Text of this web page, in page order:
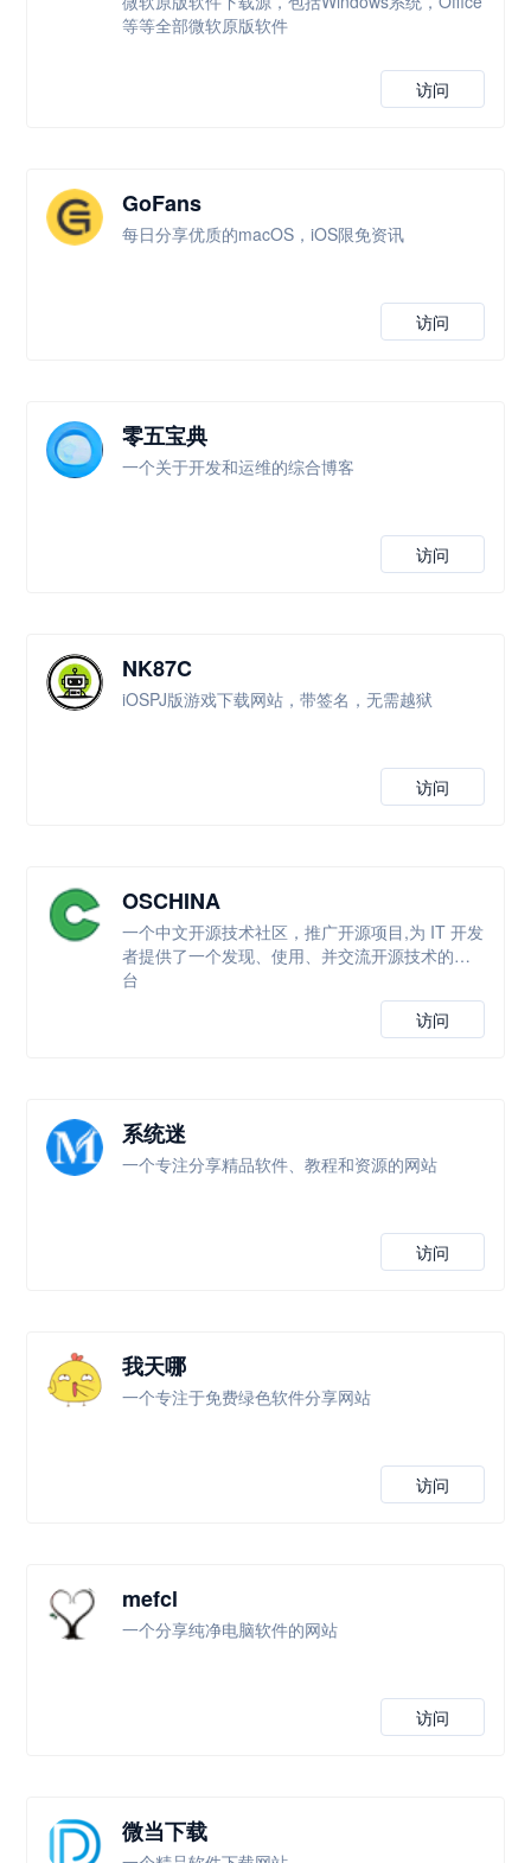
等等全部微软原版软件
访问
GoFans
每日分享优质的macOS，iOS限免资讯
访问
零五宝典
一个关于开发和运维的综合博客
访问
NK87C
iOSPJ版游戏下载网站，带签名，无需越狱
访问
OSCHINA
一个中文开源技术社区，推广开源项目,为 IT 开发
者提供了一个发现、使用、并交流开源技术的平
台
访问
系统迷
一个专注分享精品软件、教程和资源的网站
访问
我天哪
一个专注于免费绿色软件分享网站
访问
mefcl
一个分享纯净电脑软件的网站
访问
微当下载